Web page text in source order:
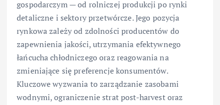
gospodarczym — od rolniczej produkcji po rynki
detaliczne i sektory przetwórcze. Jego pozycja
rynkowa zależy od zdolności producentów do
zapewnienia jakości, utrzymania efektywnego
łańcucha chłodniczego oraz reagowania na
zmieniające się preferencje konsumentów.
Kluczowe wyzwania to zarządzanie zasobami
wodnymi, ograniczenie strat post-harvest oraz